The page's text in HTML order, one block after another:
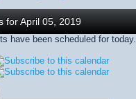
for April 05, 2019
have been scheduled for today.